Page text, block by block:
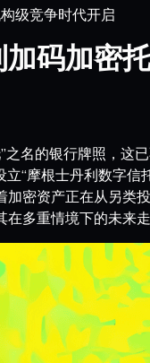
级竞争时代开启
码加密
名的银行牌照，
“摩根士丹利数字
密资产正在从另
多重情境下的未来走